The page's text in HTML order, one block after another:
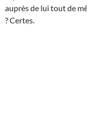
auprès de lui tout de
? Certes.